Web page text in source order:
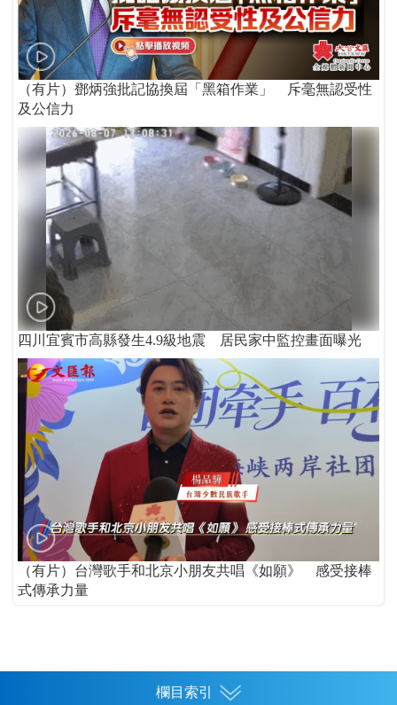
（有片）鄧炳強批記協換屆「黑箱作業」 斥毫無認受性
及公信力
四川宜賓市高縣發生4.9級地震 居民家中監控畫面曝光
（有片）台灣歌手和北京小朋友共唱《如願》 感受接棒
式傳承力量
欄目索引